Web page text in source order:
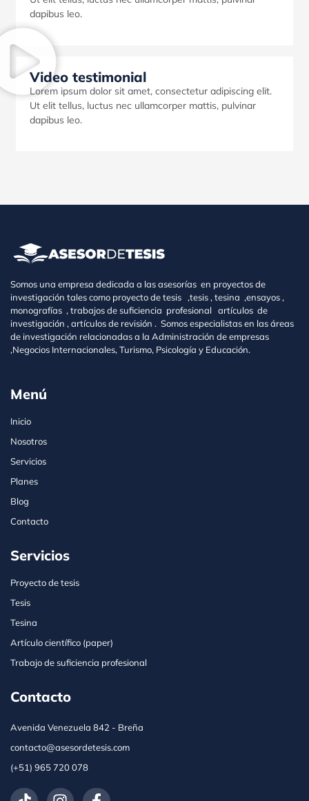
dapibus leo.
Video testimonial
Lorem ipsum dolor sit amet, consectetur adipiscing elit.
Ut elit tellus, luctus nec ullamcorper mattis, pulvinar
dapibus leo.
Somos una empresa dedicada a las asesorías en proyectos de
investigación tales como proyecto de tesis ,tesis , tesina ,ensayos ,
monografías , trabajos de suficiencia profesional artículos de
investigación , artículos de revisión . Somos especialistas en las áreas
de investigación relacionadas a la Administración de empresas
,Negocios Internacionales, Turismo, Psicología y Educación.
Menú
Inicio
Nosotros
Servicios
Planes
Blog
Contacto
Servicios
Proyecto de tesis
Tesis
Tesina
Artículo científico (paper)
Trabajo de suficiencia profesional
Contacto
Avenida Venezuela 842 - Breña
contacto@asesordetesis.com
(‪+51) 965 720 078